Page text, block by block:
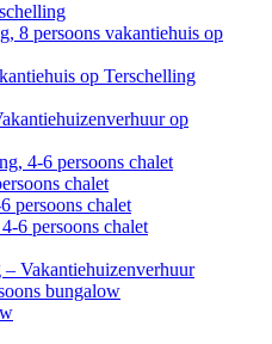
8 persoons vakantiehuis op
op Terschelling
op
4-6 persoons chalet
chalet
persoons chalet
6 persoons chalet
Vakantiehuizenverhuur
bungalow